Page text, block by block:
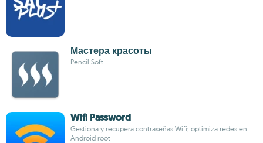
Мастера красоты
Pencil Soft
Wifi Password
Gestiona y recupera contraseñas Wifi; optimiza redes en
Android root